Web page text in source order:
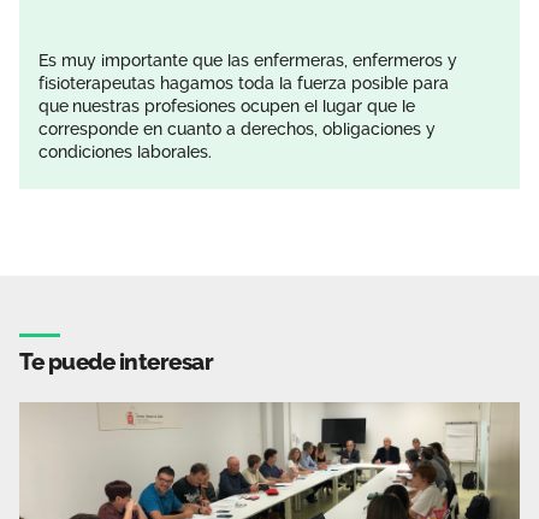
Es muy importante que las enfermeras, enfermeros y
fisioterapeutas hagamos toda la fuerza posible para
que nuestras profesiones ocupen el lugar que le
corresponde en cuanto a derechos, obligaciones y
condiciones laborales.
Te puede interesar